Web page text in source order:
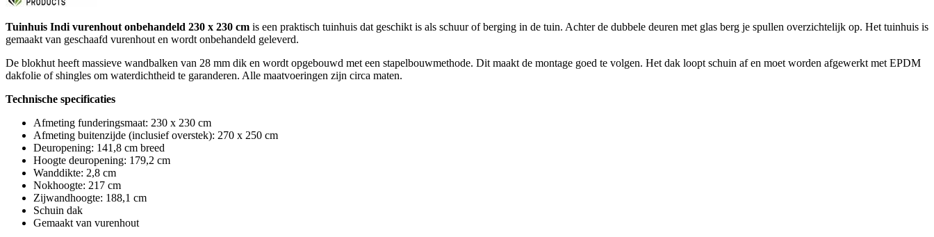
Tuinhuis Indi vurenhout onbehandeld 230 x 230 cm is een praktisch tuinhuis dat geschikt is als schuur of berging in de tuin. Achter de dubbele deuren met glas berg je spullen overzichtelijk op. Het tuinhuis is
gemaakt van geschaafd vurenhout en wordt onbehandeld geleverd.
De blokhut heeft massieve wandbalken van 28 mm dik en wordt opgebouwd met een stapelbouwmethode. Dit maakt de montage goed te volgen. Het dak loopt schuin af en moet worden afgewerkt met EPDM
dakfolie of shingles om waterdichtheid te garanderen. Alle maatvoeringen zijn circa maten.
Technische specificaties
Afmeting funderingsmaat: 230 x 230 cm
Afmeting buitenzijde (inclusief overstek): 270 x 250 cm
Deuropening: 141,8 cm breed
Hoogte deuropening: 179,2 cm
Wanddikte: 2,8 cm
Nokhoogte: 217 cm
Zijwandhoogte: 188,1 cm
Schuin dak
Gemaakt van vurenhout